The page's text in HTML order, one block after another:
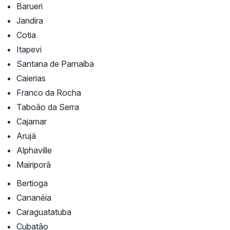
Barueri
Jandira
Cotia
Itapevi
Santana de Parnaíba
Caierias
Franco da Rocha
Taboão da Serra
Cajamar
Arujá
Alphaville
Mairiporã
Bertioga
Cananéia
Caraguatatuba
Cubatão